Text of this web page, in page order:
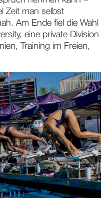
Zeit man selbst
Am Ende fiel die Wahl
eine private Division
Training im Freien,